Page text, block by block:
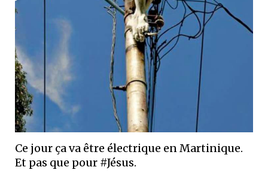
Ce jour ça va être électrique en Martinique.
Et pas que pour #Jésus.